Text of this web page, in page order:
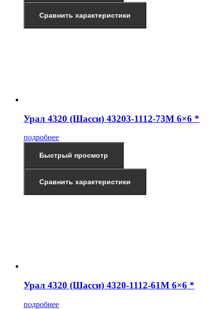
Сравнить характеристики
Урал 4320 (Шасси) 43203-1112-73М 6×6 *
подробнее
Быстрый просмотр
Сравнить характеристики
Урал 4320 (Шасси) 4320-1112-61М 6×6 *
подробнее